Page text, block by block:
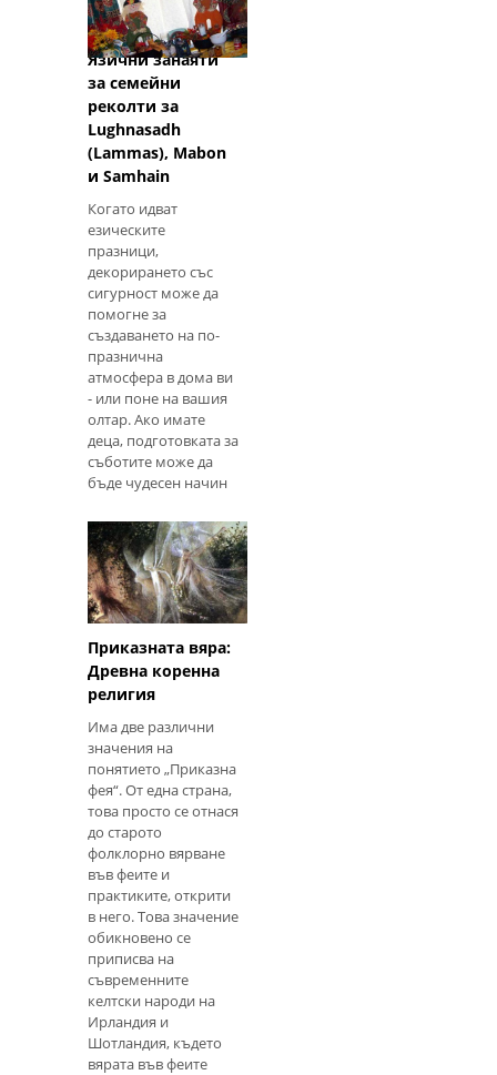
Язични занаяти
за семейни
реколти за
Lughnasadh
(Lammas), Mabon
и Samhain
Когато идват
езическите
празници,
декорирането със
сигурност може да
помогне за
създаването на по-
празнична
атмосфера в дома ви
- или поне на вашия
олтар. Ако имате
деца, подготовката за
съботите може да
бъде чудесен начин
ентусиазма и да ги
накарате да се
почувстват част от
тържеството. Най-
добрите декорации,
според мен?
Домашни занаяти!
Ето някои от
любимите ни есенни
проникнаха в нашия
декор на съботния
дом за Lughnasadh,
Mabon и Samhain.
Използвайте ги за
една събота или ги
оставете през целия
сезон на реколта
Приказната вяра:
Древна коренна
религия
Има две различни
значения на
понятието „Приказна
фея“. От една страна,
това просто се отнася
до старото
фолклорно вярване
във феите и
практиките, открити
в него. Това значение
обикновено се
приписва на
съвременните
келтски народи на
Ирландия и
Шотландия, където
вярата във феите